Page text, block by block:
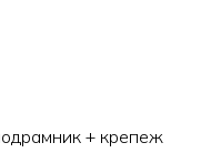
+ крепеж